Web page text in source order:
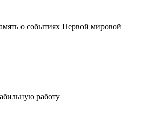
о событиях Первой мировой
работу